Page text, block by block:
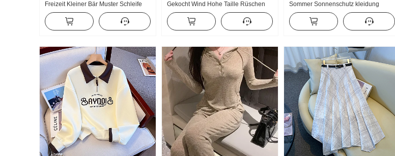
Freizeit Kleiner Bär Muster Schleife
Locker Nischenprodukt Kurzarm T-
Shirt Koreanischer Stil Strick Top
Gekocht Wind Hohe Taille Rüschen
Schlitz Schwarz Polka Dots Halber
Rock Tag Seide Schräg Schulter
Kleidung
Sommer Sonnenschutz kleidung
Nylon dünne Ausführung Eis Seide
Atmungsaktiv Jacke Locker Große
Größe Hoodie